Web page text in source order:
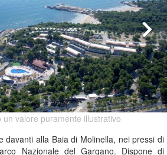
un valore puramente illustrativo
davanti alla Baia di Molinella, nei pressi di
Nazionale del Gargano. Dispone di